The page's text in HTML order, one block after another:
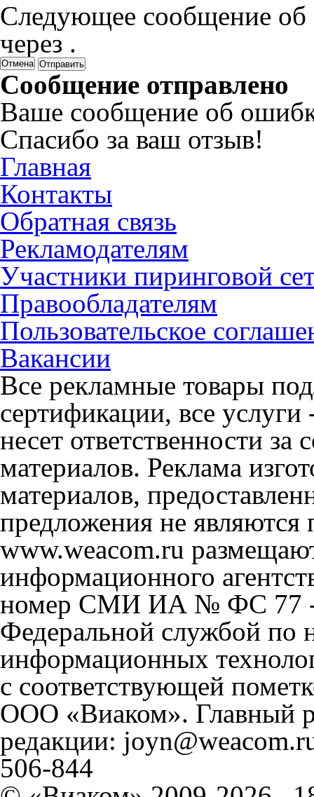
Следующее сообщение об
через .
Отмена
Сообщение отправлено
Ваше сообщение об
Спасибо за ваш отзыв!
Главная
Контакты
Обратная связь
Рекламодателям
Участники пиринговой
Правообладателям
Пользовательское
Вакансии
Все рекламные товары
сертификации, все
несет ответственности
материалов. Реклама
материалов,
предложения не
www.weacom.ru
информационного
номер СМИ ИА № ФС 77 -
Федеральной службой по
информационных
с соответствующей
ООО «Виаком». Главный
редакции:
506-844